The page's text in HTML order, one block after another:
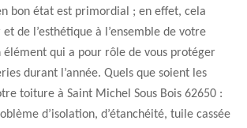
bon état est primordial ; en effet, cela
de l’esthétique à l’ensemble de votre
élément qui a pour rôle de vous protéger
durant l’année. Quels que soient les
toiture à Saint Michel Sous Bois 62650 :
d’isolation, d’étanchéité, tuile cassée